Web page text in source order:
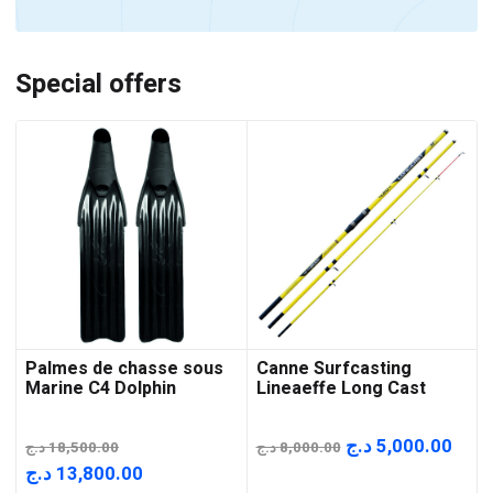
Special offers
Palmes de chasse sous
Marine C4 Dolphin
18,500.00د.ج
Le 13,800.00 د.ج
Canne Surfcasting
Lineaeffe Long Cast
8,000.00د.ج
Le 5,000.00د.ج
Le